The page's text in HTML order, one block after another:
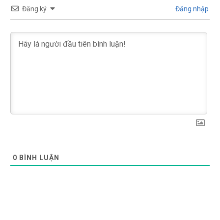
Đăng ký Đăng nhập
0 BÌNH LUẬN